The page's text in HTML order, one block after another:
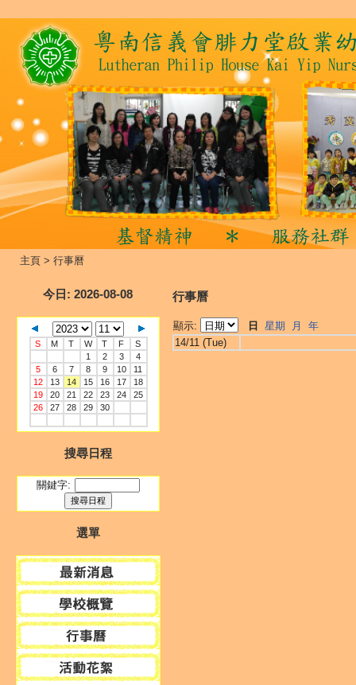
主頁 > 行事曆
今日 : 2026-08-08
S M T W T F
S
1
2 3
4
5
6 7 8 9 10
11
12
13 14 15 16 17
18
19
20 21 22 23 24
25
26
27 28 29 30
搜尋日程
關鍵字:
選單
行事曆
顯示: 日 星期 月
年
14/11 (Tue)